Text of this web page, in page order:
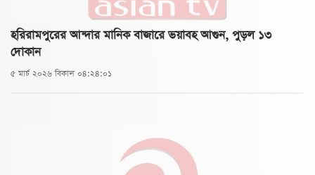
হরিরামপুরের আন্দার মানিক বাজারে ভয়াবহ আগুন, পুড়ল ১৩
দোকান
৫ মার্চ ২০২৬ বিকাল ০৪:২৪:০১